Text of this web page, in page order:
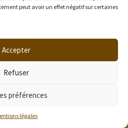
peut avoir un effet négatif sur certaines
Accepter
Refuser
préférences
légales